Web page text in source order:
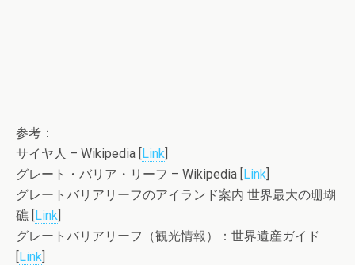
参考：
サイヤ人 – Wikipedia [Link]
グレート・バリア・リーフ – Wikipedia [Link]
グレートバリアリーフのアイランド案内 世界最大の珊瑚
礁 [Link]
グレートバリアリーフ（観光情報）：世界遺産ガイド
[Link]